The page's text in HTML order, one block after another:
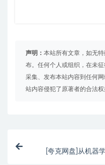
声明： 本站所有文章，如无
布。任何个人或组织，在未
采集、发布本站内容到任何
站内容侵犯了原著者的合法权
[夸克网盘]从机器